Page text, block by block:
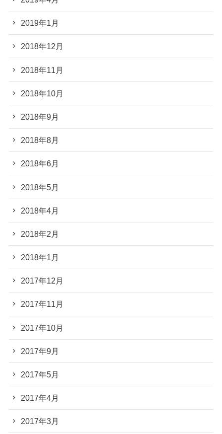
2019年1月
2018年12月
2018年11月
2018年10月
2018年9月
2018年8月
2018年6月
2018年5月
2018年4月
2018年2月
2018年1月
2017年12月
2017年11月
2017年10月
2017年9月
2017年5月
2017年4月
2017年3月